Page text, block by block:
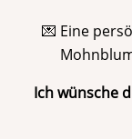
💌 Eine
Ich wünsche